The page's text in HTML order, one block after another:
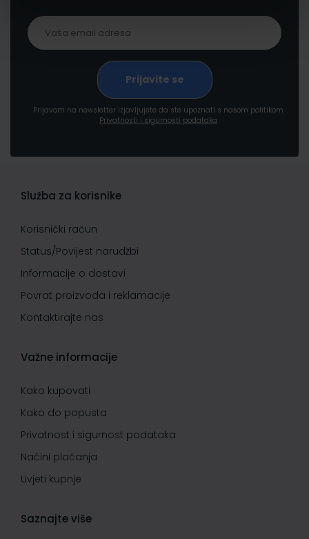
Prijavom na newsletter izjavljujete da ste upoznati s našom politikom
Privatnosti i sigurnosti podataka
Služba za korisnike
Korisnički račun
Status/Povijest narudžbi
Informacije o dostavi
Povrat proizvoda i reklamacije
Kontaktirajte nas
Važne informacije
Kako kupovati
Kako do popusta
Privatnost i sigurnost podataka
Načini plaćanja
Uvjeti kupnje
Saznajte više